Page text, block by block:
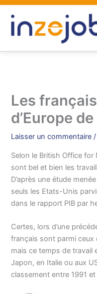
Aller
contenu
Les
d’Europe
Laisser un commentaire
Selon le British Office
sont bel et bien les
D’après une étude
seuls les Etats-Unis
dans le rapport PIB par
Certes, lors d’une
français sont parmi ceux
mais ce temps de travail
Japon, en Italie ou aux
classement entre 1991 et